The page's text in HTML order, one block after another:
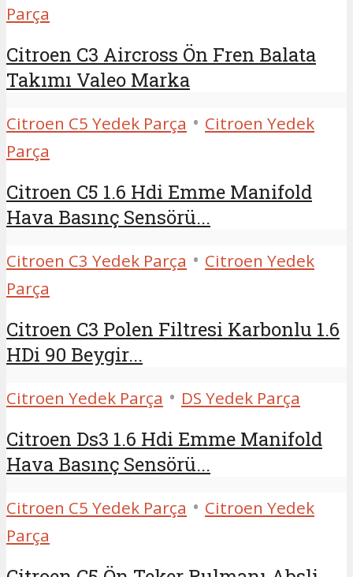
Parça
Citroen C3 Aircross Ön Fren Balata
Takımı Valeo Marka
Citroen C5 Yedek Parça • Citroen Yedek
Parça
Citroen C5 1.6 Hdi Emme Manifold
Hava Basınç Sensörü...
Citroen C3 Yedek Parça • Citroen Yedek
Parça
Citroen C3 Polen Filtresi Karbonlu 1.6
HDi 90 Beygir...
Citroen Yedek Parça • DS Yedek Parça
Citroen Ds3 1.6 Hdi Emme Manifold
Hava Basınç Sensörü...
Citroen C5 Yedek Parça • Citroen Yedek
Parça